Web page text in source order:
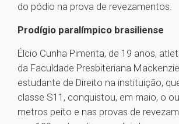
do pódio na prova de revezamentos.
Prodígio paralímpico brasiliense
Élcio Cunha Pimenta, de 19 anos,
da Faculdade Presbiteriana
estudante de Direito na instituição,
classe S11, conquistou, em maio, o
metros peito e nas provas de